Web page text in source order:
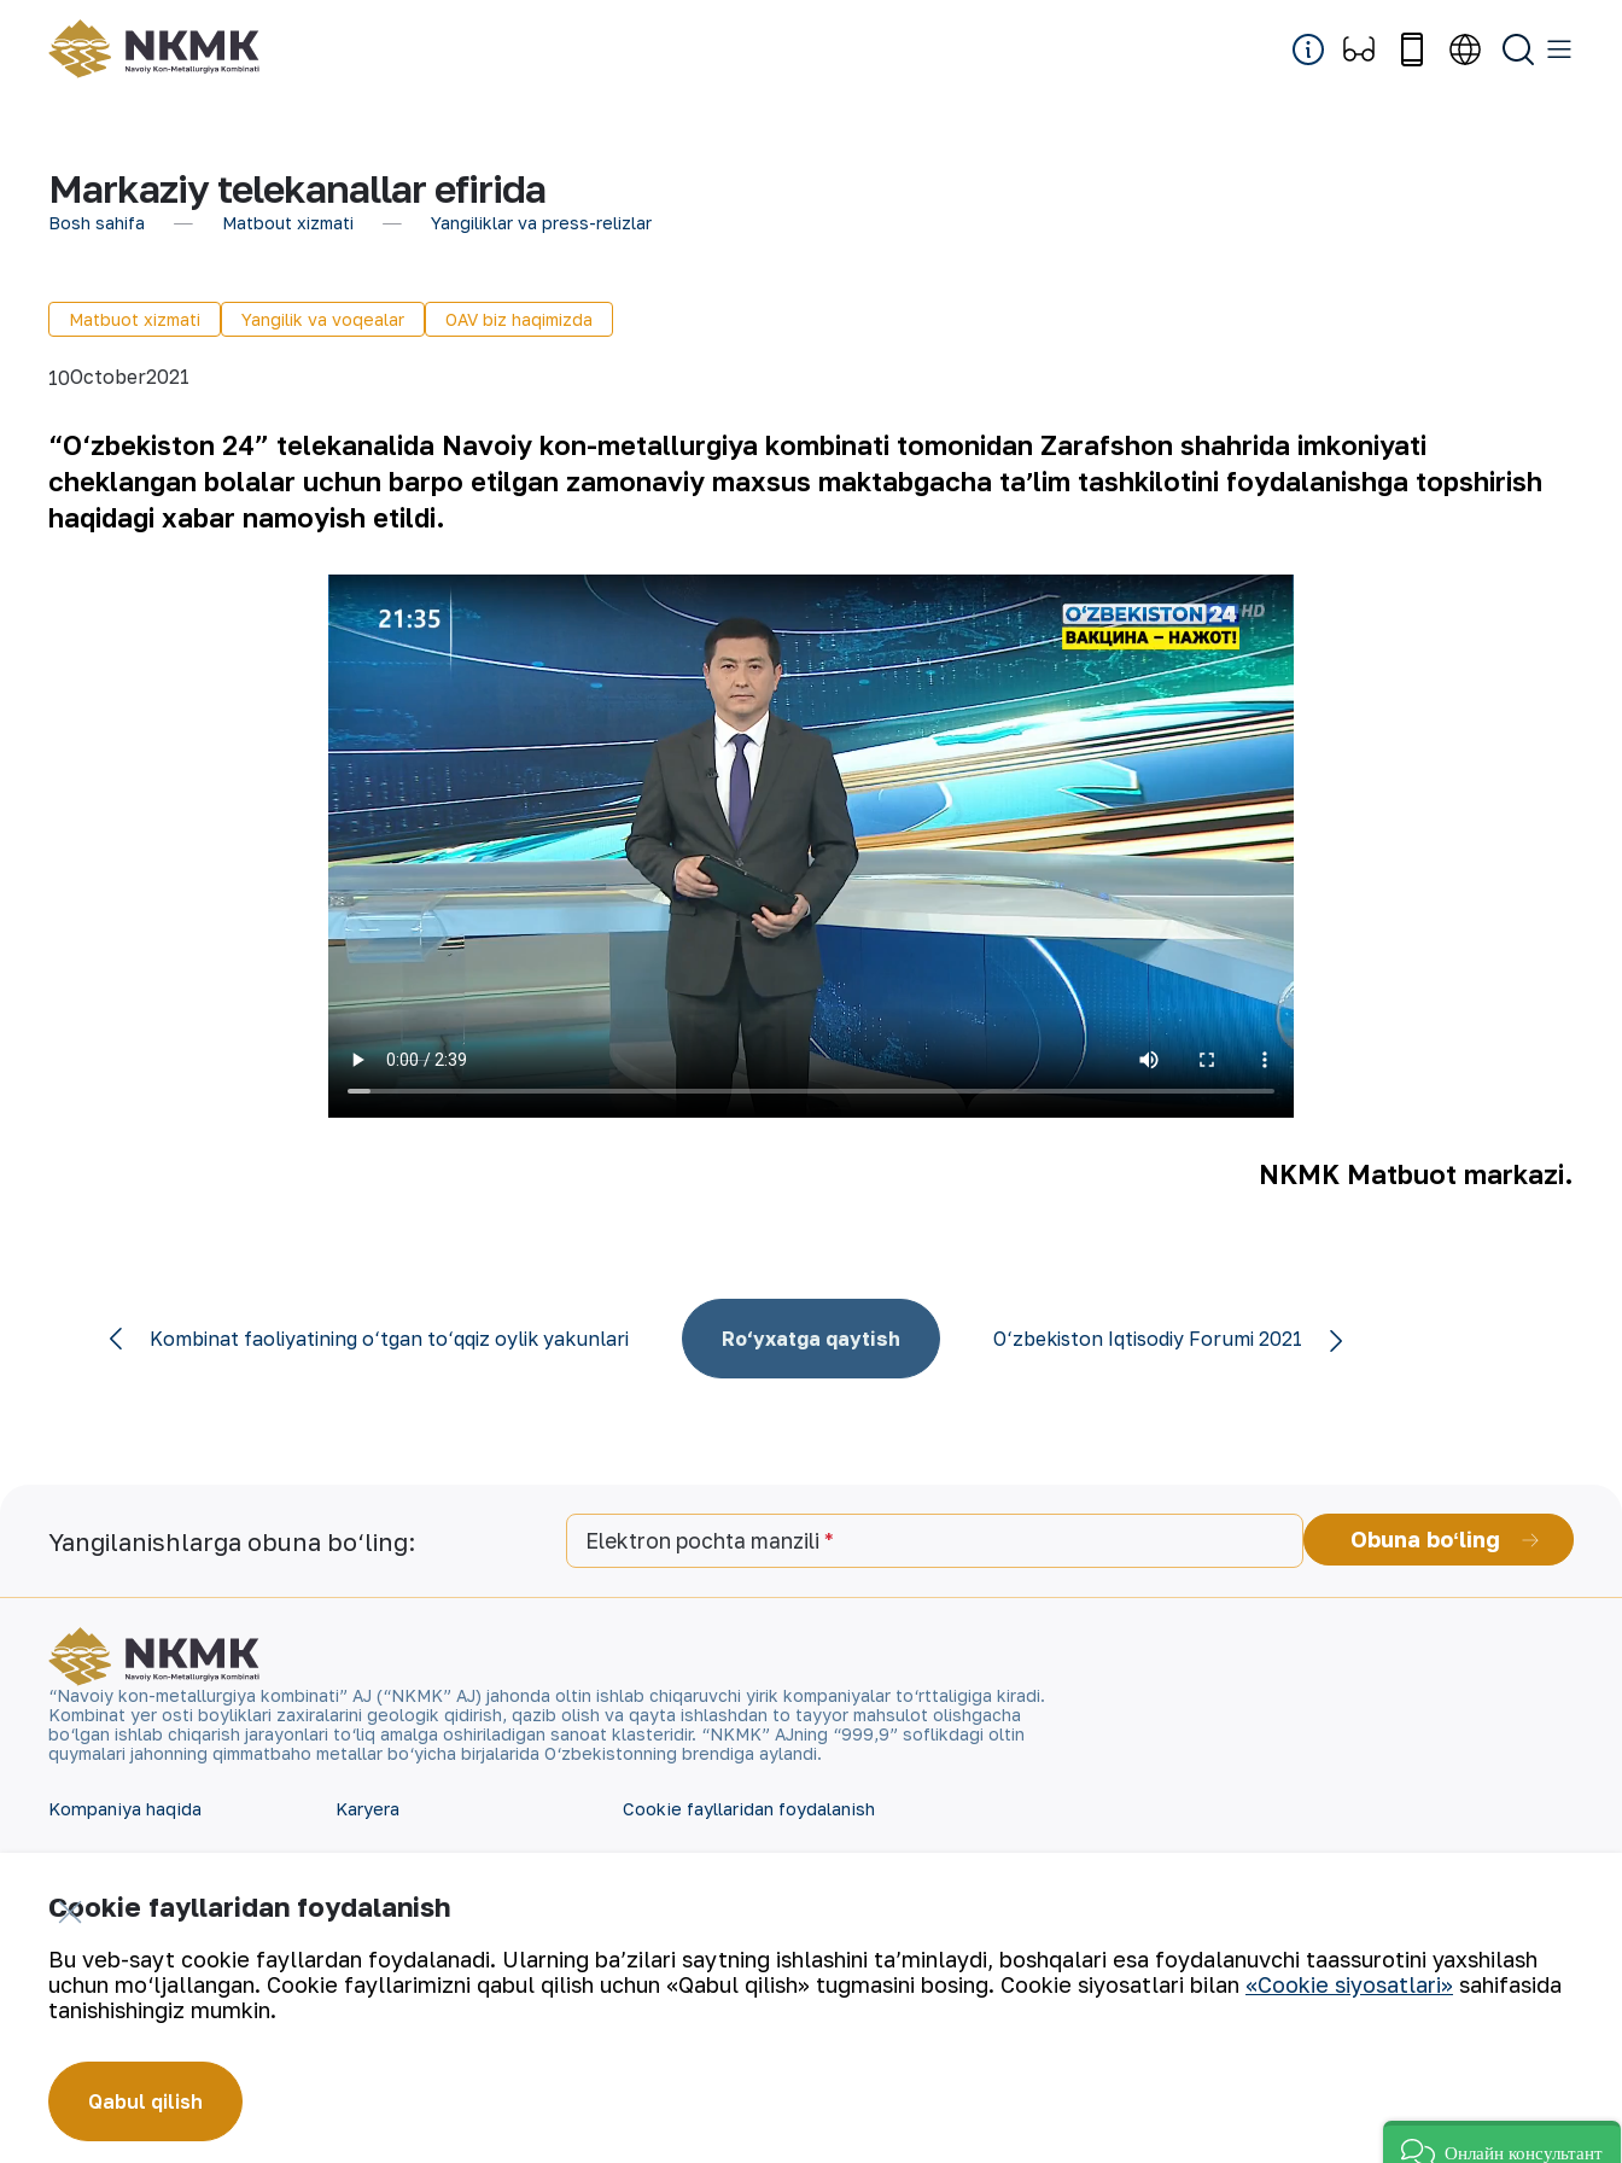
Markaziy telekanallar efirida
Bosh sahifa Matbout xizmati Yangiliklar va press-relizlar
Matbuot xizmati Yangilik va voqealar OAV biz haqimizda
10October2021
“O‘zbekiston 24” telekanalida Navoiy kon-metallurgiya kombinati tomonidan Zarafshon shahrida imkoniyati
cheklangan bolalar uchun barpo etilgan zamonaviy maxsus maktabgacha taʼlim tashkilotini foydalanishga topshirish
haqidagi xabar namoyish etildi.
NKMK Matbuot markazi.
Kombinat faoliyatining o‘tgan to‘qqiz oylik yakunlari Ro‘yxatga qaytish O‘zbekiston Iqtisodiy Forumi 2021
Yangilanishlarga obuna bo‘ling: Elektron pochta manzili Obuna boʻling
“Navoiy kon-metallurgiya kombinati” AJ (“NKMK” AJ) jahonda oltin ishlab chiqaruvchi yirik kompaniyalar to‘rttaligiga kiradi.
Kombinat yer osti boyliklari zaxiralarini geologik qidirish, qazib olish va qayta ishlashdan to tayyor mahsulot olishgacha
bo‘lgan ishlab chiqarish jarayonlari to‘liq amalga oshiriladigan sanoat klasteridir. “NKMK” AJning “999,9” soflikdagi oltin
quymalari jahonning qimmatbaho metallar bo‘yicha birjalarida O‘zbekistonning brendiga aylandi.
Kompaniya haqida
Barqaror rivojlanish
Investorlarga
Matbout xizmati
Karyera
Aloqalar
Sayt xaritasi
Cookie fayllaridan foydalanish
2026
Cookie fayllaridan foydalanish
Bu veb-sayt cookie fayllardan foydalanadi. Ularning ba’zilari saytning ishlashini ta’minlaydi, boshqalari esa foydalanuvchi taassurotini yaxshilash
uchun mo‘ljallangan. Cookie fayllarimizni qabul qilish uchun «Qabul qilish» tugmasini bosing. Cookie siyosatlari bilan «Cookie siyosatlari» sahifasida
tanishishingiz mumkin.
Qabul qilish
Онлайн консультант